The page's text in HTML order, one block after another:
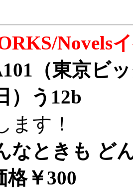
Novels
（東京ビ
）う12b
ます！
なときも ど
格￥300